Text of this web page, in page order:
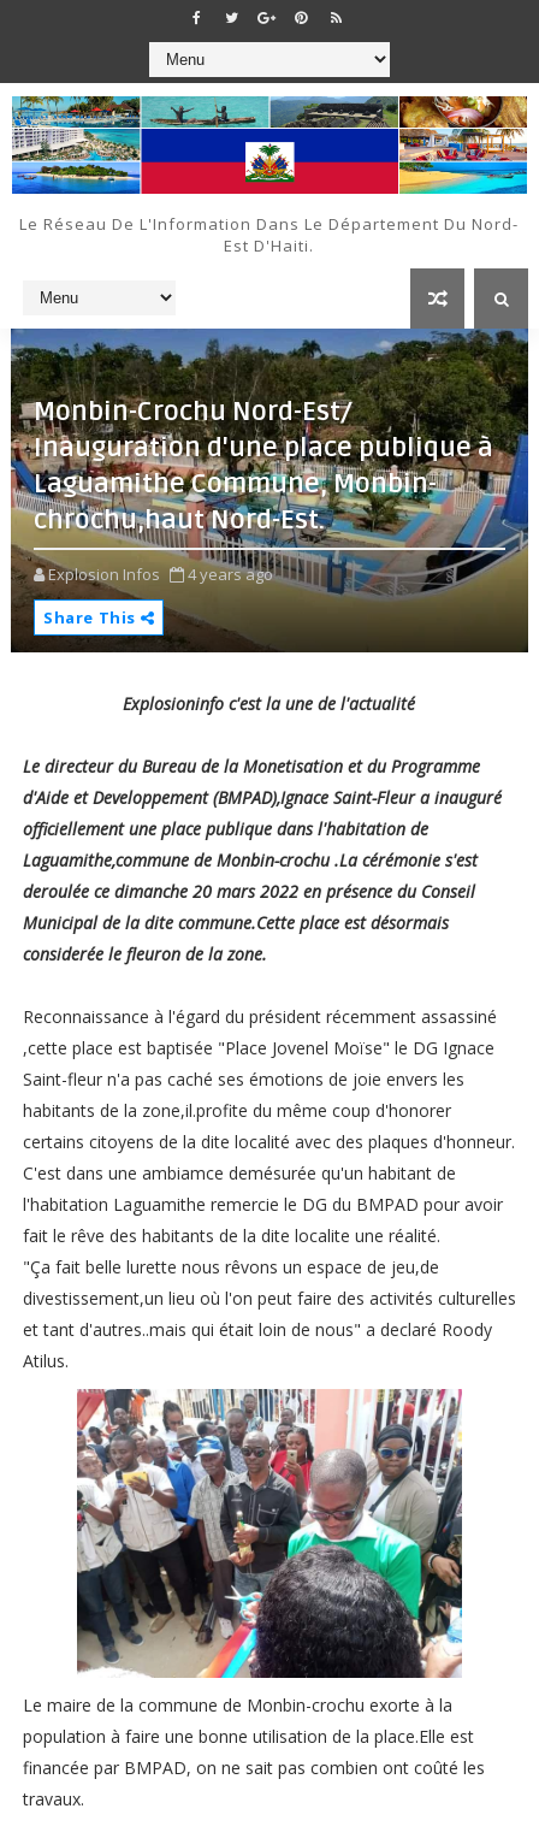
Le Réseau De L'Information Dans Le Département Du Nord-
Est D'Haiti.
Monbin-Crochu Nord-Est/
Inauguration d'une place publique à
Laguamithe Commune, Monbin-
chrochu,haut Nord-Est.
Explosion Infos
4 years ago
Share This
Explosioninfo c'est la une de l'actualité
Le directeur du Bureau de la Monetisation et du Programme
d'Aide et Developpement (BMPAD),Ignace Saint-Fleur a inauguré
officiellement une place publique dans l'habitation de
Laguamithe,commune de Monbin-crochu .La cérémonie s'est
deroulée ce dimanche 20 mars 2022 en présence du Conseil
Municipal de la dite commune.Cette place est désormais
considerée le fleuron de la zone.
Reconnaissance à l'égard du président récemment assassiné
,cette place est baptisée "Place Jovenel Moïse" le DG Ignace
Saint-fleur n'a pas caché ses émotions de joie envers les
habitants de la zone,il.profite du même coup d'honorer
certains citoyens de la dite localité avec des plaques d'honneur.
C'est dans une ambiamce demésurée qu'un habitant de
l'habitation Laguamithe remercie le DG du BMPAD pour avoir
fait le rêve des habitants de la dite localite une réalité.
"Ça fait belle lurette nous rêvons un espace de jeu,de
divestissement,un lieu où l'on peut faire des activités culturelles
et tant d'autres..mais qui était loin de nous" a declaré Roody
Atilus.
Le maire de la commune de Monbin-crochu exorte à la
population à faire une bonne utilisation de la place.Elle est
financée par BMPAD, on ne sait pas combien ont coûté les
travaux.